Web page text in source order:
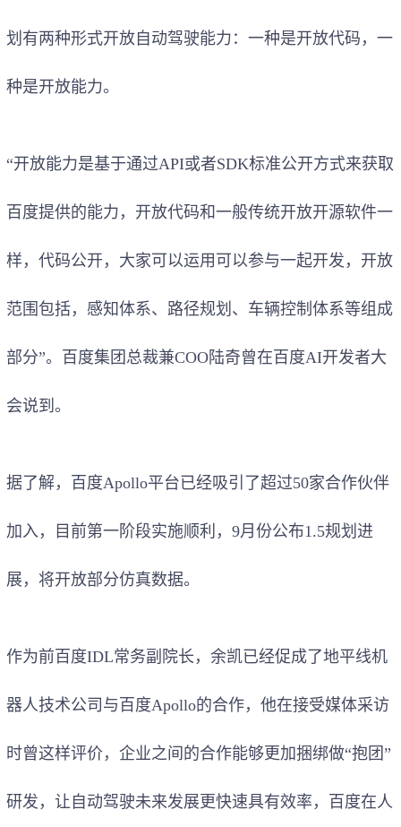
划有两种形式开放自动驾驶能力：一种是开放代码，一
种是开放能力。
“开放能力是基于通过API或者SDK标准公开方式来获取
百度提供的能力，开放代码和一般传统开放开源软件一
样，代码公开，大家可以运用可以参与一起开发，开放
范围包括，感知体系、路径规划、车辆控制体系等组成
部分”。百度集团总裁兼COO陆奇曾在百度AI开发者大
会说到。
据了解，百度Apollo平台已经吸引了超过50家合作伙伴
加入，目前第一阶段实施顺利，9月份公布1.5规划进
展，将开放部分仿真数据。
作为前百度IDL常务副院长，余凯已经促成了地平线机
器人技术公司与百度Apollo的合作，他在接受媒体采访
时曾这样评价，企业之间的合作能够更加捆绑做“抱团”
研发，让自动驾驶未来发展更快速具有效率，百度在人